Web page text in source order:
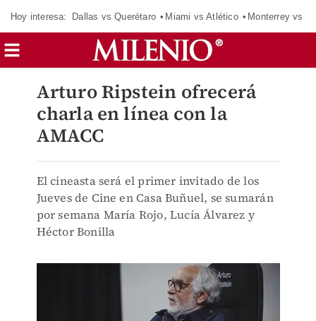
Hoy interesa: Dallas vs Querétaro Miami vs Atlético Monterrey vs
Arturo Ripstein ofrecerá
charla en línea con la
AMACC
El cineasta será el primer invitado de los
Jueves de Cine en Casa Buñuel, se sumarán
por semana María Rojo, Lucía Álvarez y
Héctor Bonilla